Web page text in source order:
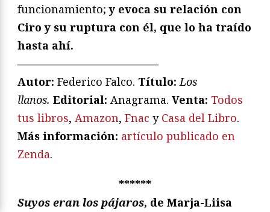
funcionamiento; y evoca su relación con
Ciro y su ruptura con él, que lo ha traído
hasta ahí.
—————————————
Autor: Federico Falco. Título: Los
llanos. Editorial: Anagrama. Venta: Todos
tus libros, Amazon, Fnac y Casa del Libro.
Más información: artículo publicado en
Zenda.
******
Suyos eran los pájaros, de Marja-Liisa